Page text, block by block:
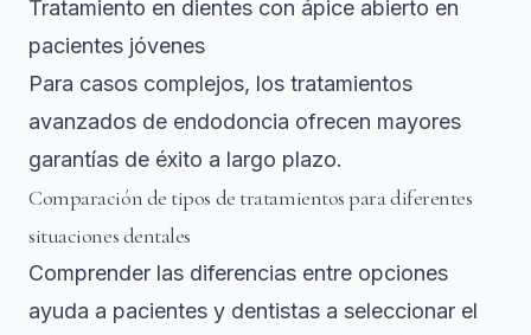
Tratamiento en dientes con ápice abierto en
pacientes jóvenes
Para casos complejos, los tratamientos
avanzados de endodoncia ofrecen mayores
garantías de éxito a largo plazo.
Comparación de tipos de tratamientos para diferentes
situaciones dentales
Comprender las diferencias entre opciones
ayuda a pacientes y dentistas a seleccionar el